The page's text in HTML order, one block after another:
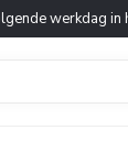
werkdag in